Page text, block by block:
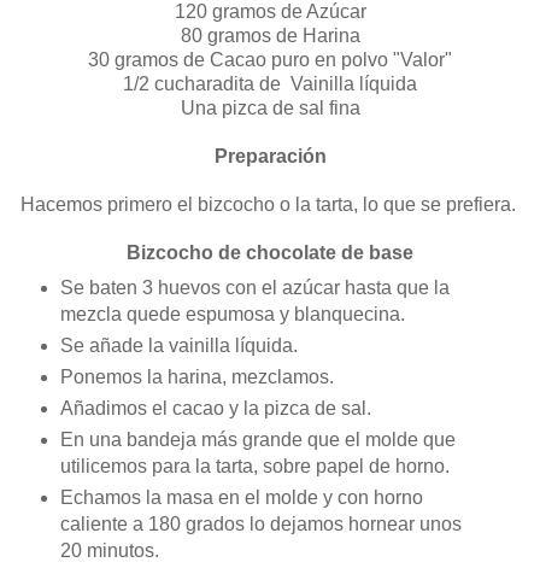
120 gramos de Azúcar
80 gramos de Harina
30 gramos de Cacao puro en polvo "Valor"
1/2 cucharadita de Vainilla líquida
Una pizca de sal fina
Preparación
Hacemos primero el bizcocho o la tarta, lo que se prefiera.
Bizcocho de chocolate de base
Se baten 3 huevos con el azúcar hasta que la
mezcla quede espumosa y blanquecina.
Se añade la vainilla líquida.
Ponemos la harina, mezclamos.
Añadimos el cacao y la pizca de sal.
En una bandeja más grande que el molde que
utilicemos para la tarta, sobre papel de horno.
Echamos la masa en el molde y con horno
caliente a 180 grados lo dejamos hornear unos
20 minutos.